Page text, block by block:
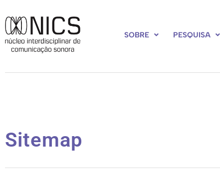
SOBRE PESQUISA
Sitemap